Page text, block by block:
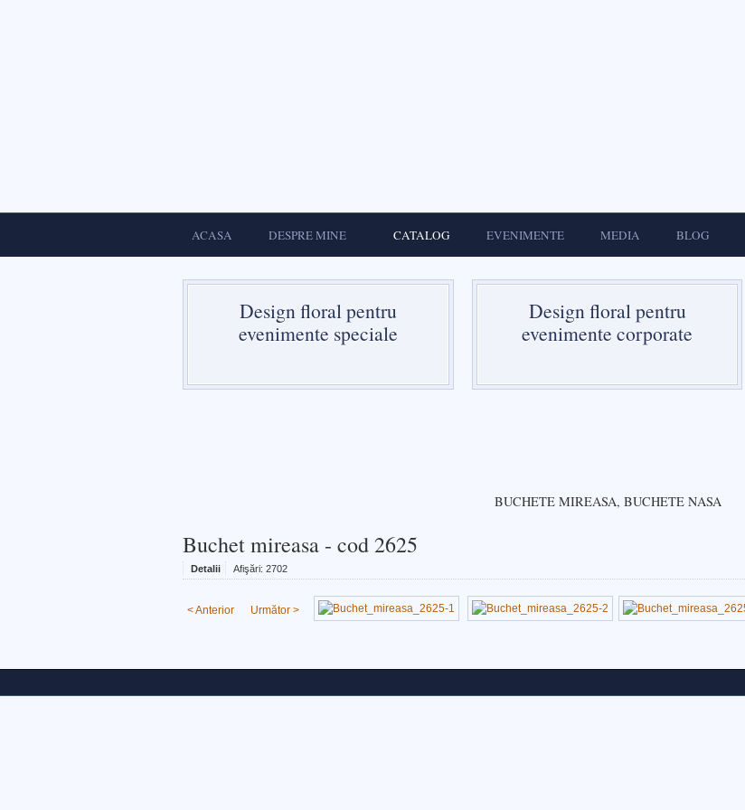
ACASA DESPRE MINE CATALOG EVENIMENTE MEDIA BLOG
Design floral pentru
evenimente speciale
Design floral pentru
evenimente corporate
BUCHETE MIREASA, BUCHETE NASA
Buchet mireasa - cod 2625
Detalii Afişări: 2702
< Anterior Următor >